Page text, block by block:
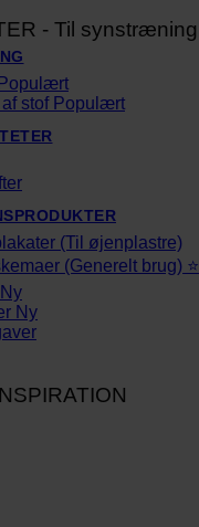
- Til synstræning
stof
(Til øjenplastre)
(Generelt brug) ⭐